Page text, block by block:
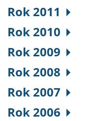
Rok 2011
Rok 2010
Rok 2009
Rok 2008
Rok 2007
Rok 2006